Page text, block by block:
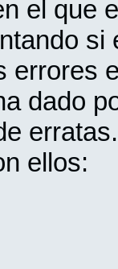
el que
si
errores
dado
ellos: